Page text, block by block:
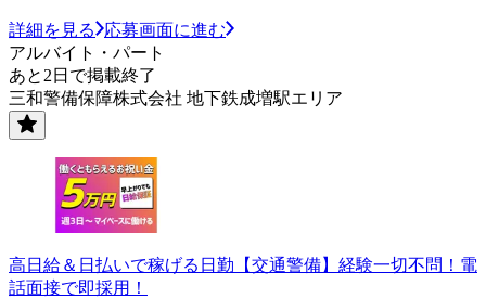
詳細を見る
応募画面に進む
アルバイト・パート
あと2日で掲載終了
三和警備保障株式会社 地下鉄成増駅エリア
高日給＆日払いで稼げる日勤【交通警備】経験一切不問！電
話面接で即採用！